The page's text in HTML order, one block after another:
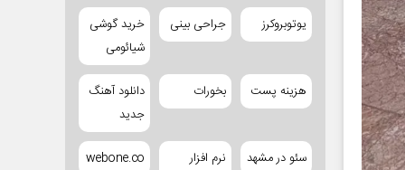
یوتوبروکرز جراحی بینی
خرید گوشی
شیائومی
هزینه پست بخورات
دانلود آهنگ
جدید
سئو در مشهد
نرم افزار
webone.co